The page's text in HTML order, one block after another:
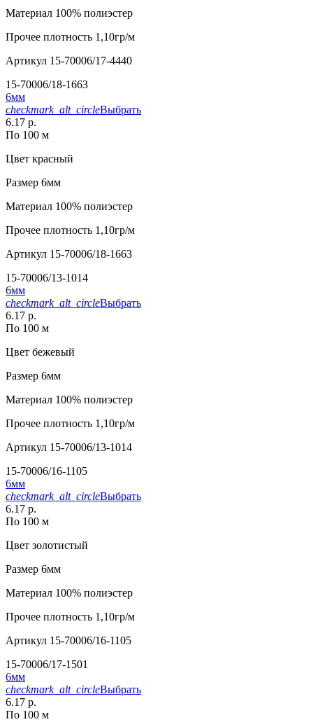
Материал 100% полиэстер
Прочее плотность 1,10гр/м
Артикул 15-70006/17-4440
15-70006/18-1663
6мм
checkmark_alt_circleВыбрать
6.17 р.
По 100 м
Цвет красный
Размер 6мм
Материал 100% полиэстер
Прочее плотность 1,10гр/м
Артикул 15-70006/18-1663
15-70006/13-1014
6мм
checkmark_alt_circleВыбрать
6.17 р.
По 100 м
Цвет бежевый
Размер 6мм
Материал 100% полиэстер
Прочее плотность 1,10гр/м
Артикул 15-70006/13-1014
15-70006/16-1105
6мм
checkmark_alt_circleВыбрать
6.17 р.
По 100 м
Цвет золотистый
Размер 6мм
Материал 100% полиэстер
Прочее плотность 1,10гр/м
Артикул 15-70006/16-1105
15-70006/17-1501
6мм
checkmark_alt_circleВыбрать
6.17 р.
По 100 м